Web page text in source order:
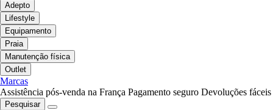
Adepto
Lifestyle
Equipamento
Praia
Manutenção física
Outlet
Marcas
Assistência pós-venda na França Pagamento seguro Devoluções fáceis
Pesquisar